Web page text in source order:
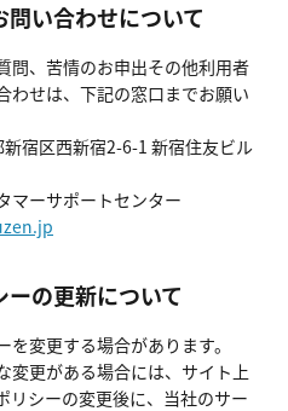
い合わせについて
問、苦情のお申出その他利用者
わせは、下記の窓口までお願い
新宿区西新宿2-6-1 新宿住友ビル
ーサポートセンター
の更新について
変更する場合があります。
変更がある場合には、サイト上
リシーの変更後に、当社のサー